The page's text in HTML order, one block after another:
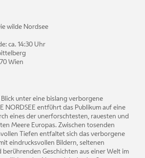
wilde Nordsee
ca. 14:30 Uhr
Wien
unter eine bislang verborgene
NORDSEE entführt das Publikum auf eine
eines der unerforschtesten, rauesten und
Meere Europas. Zwischen tosenden
Tiefen entfaltet sich das verborgene
eindrucksvollen Bildern, seltenen
berührenden Geschichten aus einer Welt im